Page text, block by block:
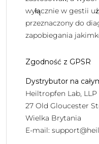
wyłącznie w gestii
przeznaczony do
zapobiegania
Zgodność z GPSR
Dystrybutor na
Heiltropfen Lab, LLP
27 Old Gloucester
Wielka Brytania
E-mail: